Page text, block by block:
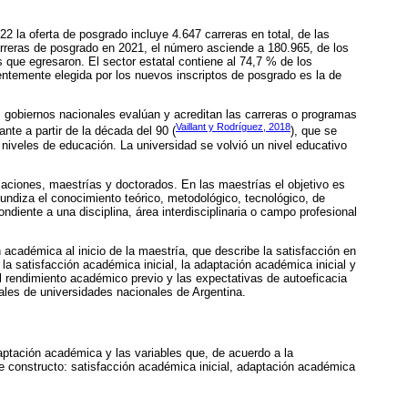
la oferta de posgrado incluye 4.647 carreras en total, de las
de posgrado en 2021, el número asciende a 180.965, de los
egresaron. El sector estatal contiene al 74,7 % de los
elegida por los nuevos inscriptos de posgrado es la de
nacionales evalúan y acreditan las carreras o programas
a partir de la década del 90 (Vaillant y Rodríguez, 2018), que se
de educación. La universidad se volvió un nivel educativo
maestrías y doctorados. En las maestrías el objetivo es
el conocimiento teórico, metodológico, tecnológico, de
a una disciplina, área interdisciplinaria o campo profesional
al inicio de la maestría, que describe la satisfacción en
satisfacción académica inicial, la adaptación académica inicial y
académico previo y las expectativas de autoeficacia
de universidades nacionales de Argentina.
académica y las variables que, de acuerdo a la
satisfacción académica inicial, adaptación académica